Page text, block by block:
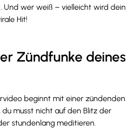
Und wer weiß – vielleicht wird dein
Hit!
Zündfunke deines
beginnt mit einer zündenden
du musst nicht auf den Blitz der
stundenlang meditieren.